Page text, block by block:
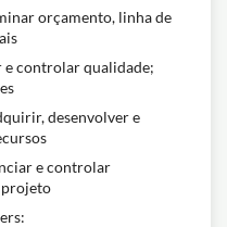
orçamento, linha de
e controlar qualidade;
desenvolver e
e controlar
projeto